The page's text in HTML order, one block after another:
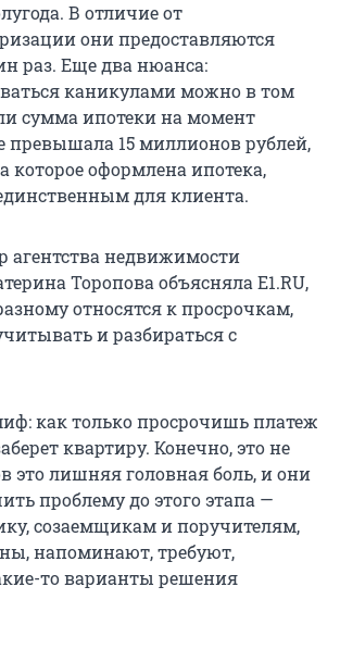
В отличие от
они предоставляются
раз. Еще два нюанса:
каникулами можно в том
сумма ипотеки на момент
превышала 15 миллионов рублей,
которое оформлена ипотека,
для клиента.
агентства недвижимости
Торопова объясняла E1.RU,
относятся к просрочкам,
и разбираться с
как только просрочишь платеж
квартиру. Конечно, это не
это лишняя головная боль, и они
проблему до этого этапа —
созаемщикам и поручителям,
напоминают, требуют,
то варианты решения